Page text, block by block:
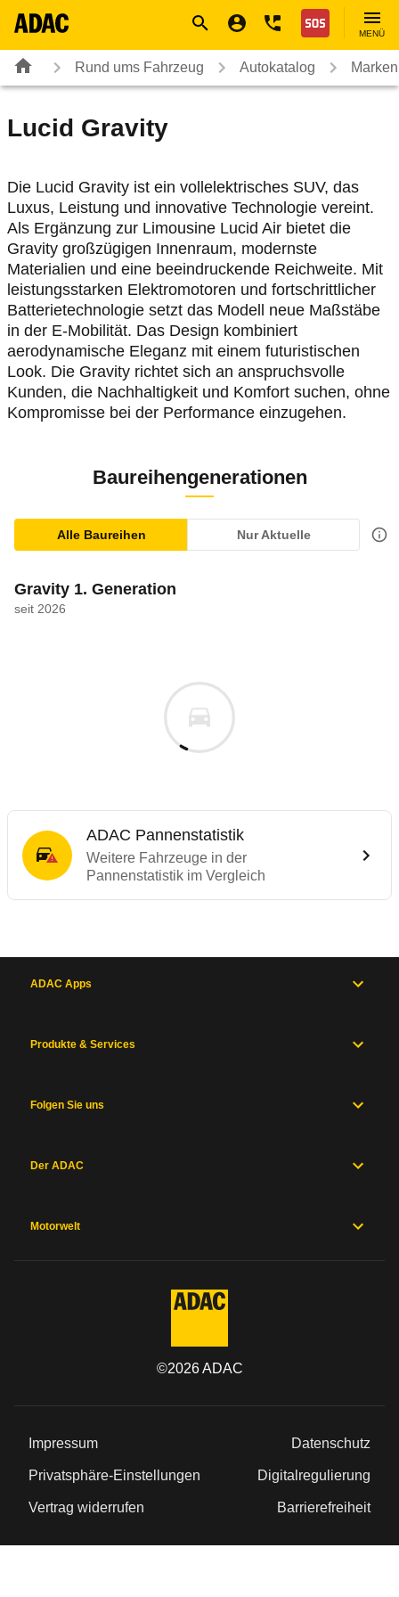
Nothilfe
MENÜ
Rund ums Fahrzeug Autokatalog
Lucid Gravity
Die Lucid Gravity ist ein vollelektrisches SUV, das
Luxus, Leistung und innovative Technologie vereint.
Als Ergänzung zur Limousine Lucid Air bietet die
Gravity großzügigen Innenraum, modernste
Materialien und eine beeindruckende Reichweite. Mit
leistungsstarken Elektromotoren und fortschrittlicher
Batterietechnologie setzt das Modell neue Maßstäbe
in der E-Mobilität. Das Design kombiniert
aerodynamische Eleganz mit einem futuristischen
Look. Die Gravity richtet sich an anspruchsvolle
Kunden, die Nachhaltigkeit und Komfort suchen, ohne
Kompromisse bei der Performance einzugehen.
Baureihengenerationen
Alle Baureihen Nur Aktuelle
Gravity 1. Generation
seit 2026
ADAC Pannenstatistik
Weitere Fahrzeuge in der
Pannenstatistik im Vergleich
ADAC Apps
Produkte & Services
Folgen Sie uns
Der ADAC
Motorwelt
©2026ADAC
Impressum Datenschutz
Privatsphäre-Einstellungen Digitalregulierung
Vertrag widerrufen Barrierefreiheit